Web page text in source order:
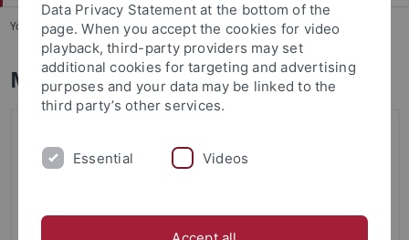
You are here: Startseite ... Team
Mitarbeiter
Raum 2.2
Sprechstunde: nach Vereinbarung
Data Privacy Statement at the bottom of the
page. When you accept the cookies for video
playback, third-party providers may set
additional cookies for targeting and advertising
purposes and your data may be linked to the
third party’s other services.
Essential Videos